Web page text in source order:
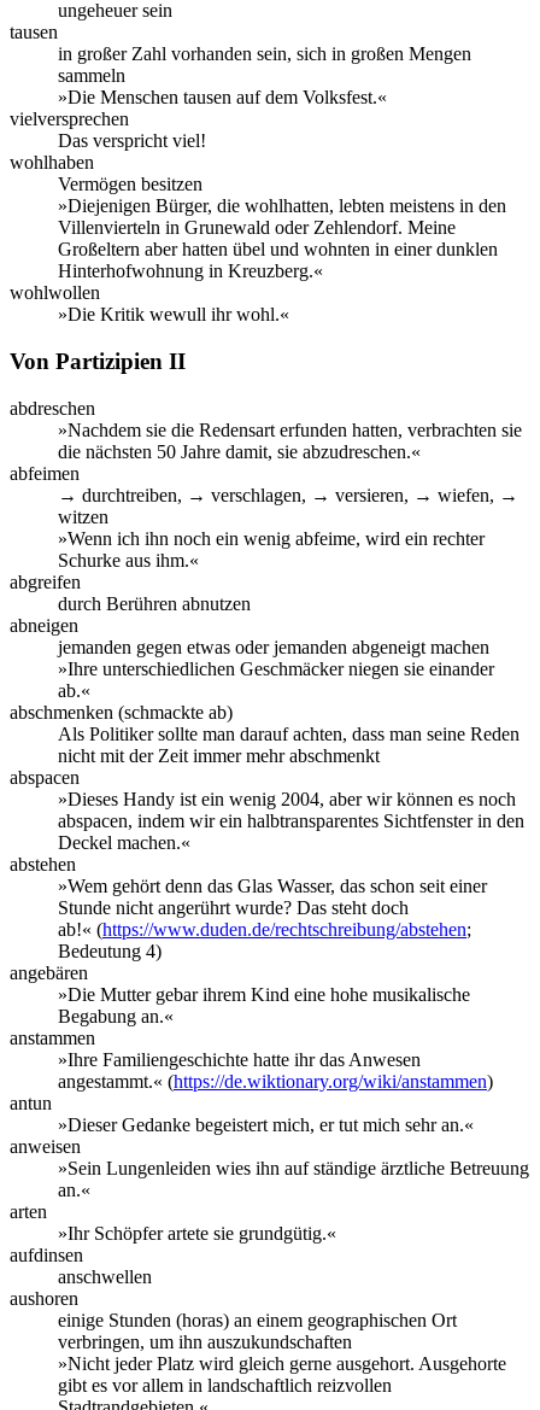
ungeheuer sein
tausen
in großer Zahl vorhanden sein, sich in großen Mengen
sammeln
»Die Menschen tausen auf dem Volksfest.«
vielversprechen
Das verspricht viel!
wohlhaben
Vermögen besitzen
»Diejenigen Bürger, die wohlhatten, lebten meistens in den
Villenvierteln in Grunewald oder Zehlendorf. Meine
Großeltern aber hatten übel und wohnten in einer dunklen
Hinterhofwohnung in Kreuzberg.«
wohlwollen
»Die Kritik wewull ihr wohl.«
Von Partizipien II
abdreschen
»Nachdem sie die Redensart erfunden hatten, verbrachten sie
die nächsten 50 Jahre damit, sie abzudreschen.«
abfeimen
→ durchtreiben, → verschlagen, → versieren, → wiefen, →
witzen
»Wenn ich ihn noch ein wenig abfeime, wird ein rechter
Schurke aus ihm.«
abgreifen
durch Berühren abnutzen
abneigen
jemanden gegen etwas oder jemanden abgeneigt machen
»Ihre unterschiedlichen Geschmäcker niegen sie einander
ab.«
abschmenken (schmackte ab)
Als Politiker sollte man darauf achten, dass man seine Reden
nicht mit der Zeit immer mehr abschmenkt
abspacen
»Dieses Handy ist ein wenig 2004, aber wir können es noch
abspacen, indem wir ein halbtransparentes Sichtfenster in den
Deckel machen.«
abstehen
»Wem gehört denn das Glas Wasser, das schon seit einer
Stunde nicht angerührt wurde? Das steht doch
ab!« (https://www.duden.de/rechtschreibung/abstehen;
Bedeutung 4)
angebären
»Die Mutter gebar ihrem Kind eine hohe musikalische
Begabung an.«
anstammen
»Ihre Familiengeschichte hatte ihr das Anwesen
angestammt.« (https://de.wiktionary.org/wiki/anstammen)
antun
»Dieser Gedanke begeistert mich, er tut mich sehr an.«
anweisen
»Sein Lungenleiden wies ihn auf ständige ärztliche Betreuung
an.«
arten
»Ihr Schöpfer artete sie grundgütig.«
aufdinsen
anschwellen
aushoren
einige Stunden (horas) an einem geographischen Ort
verbringen, um ihn auszukundschaften
»Nicht jeder Platz wird gleich gerne ausgehort. Ausgehorte
gibt es vor allem in landschaftlich reizvollen